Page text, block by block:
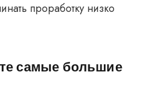
проработку низко
самые большие